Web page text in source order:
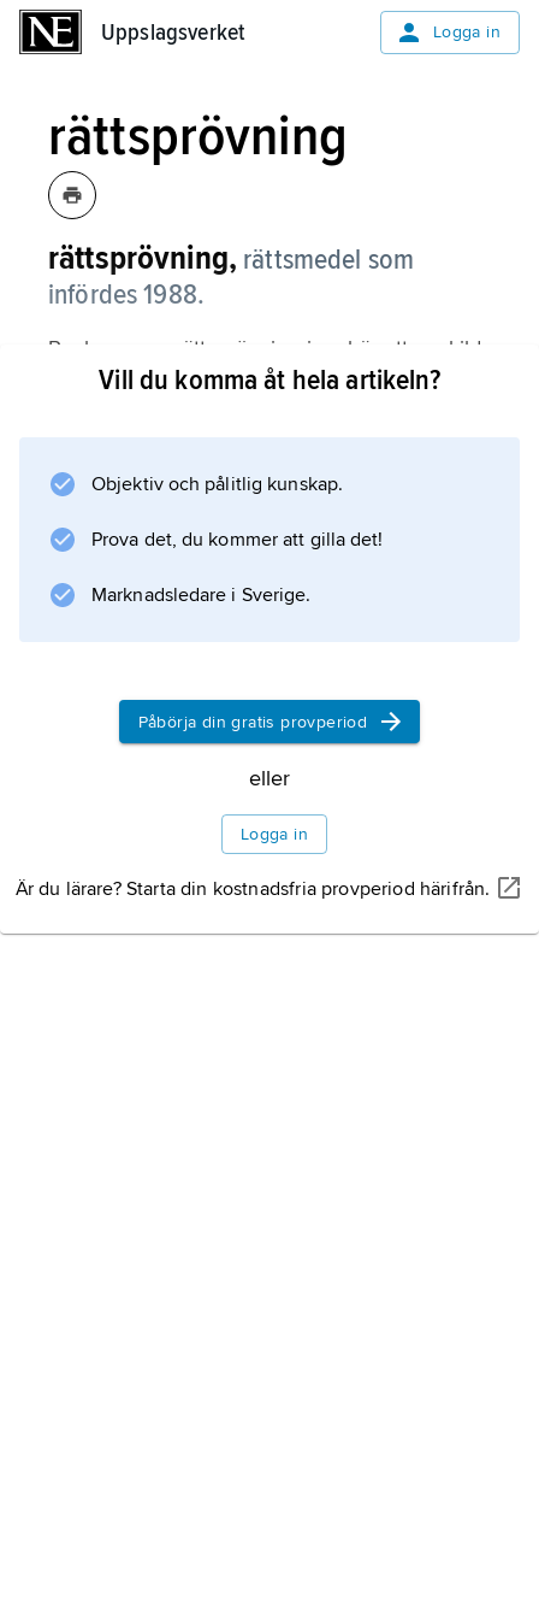
Uppslagsverket Logga in
rättsprövning
rättsprövning, rättsmedel som
infördes 1988.
Reglerna om rättsprövning innebär att enskild
part kan begära att Högsta
förvaltningsärenden hos regeringen eller en
personliga ställning och deras
förhållande till det allmänna.
Information om artikeln
Vill du komma åt hela artikeln?
Objektiv och pålitlig kunskap.
Prova det, du kommer att gilla det!
Marknadsledare i Sverige.
Påbörja din gratis provperiod
eller
Logga in
Är du lärare? Starta din kostnadsfria provperiod härifrån.